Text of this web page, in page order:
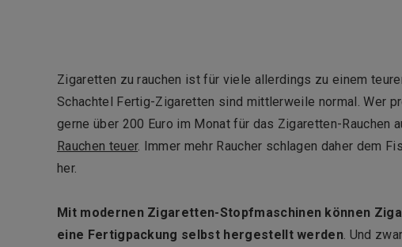
Zigaretten zu rauchen ist für viele allerdings zu einem
Schachtel Fertig-Zigaretten sind mittlerweile normal. Wer
gerne über 200 Euro im Monat für das Zigaretten-Rauchen
Rauchen teuer. Immer mehr Raucher schlagen daher dem
her.
Mit modernen Zigaretten-Stopfmaschinen können
eine Fertigpackung selbst hergestellt werden . Und